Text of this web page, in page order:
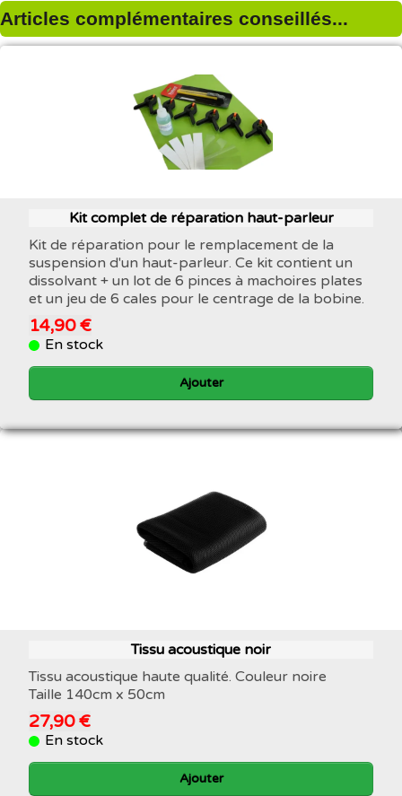
Articles complémentaires conseillés...
Kit complet de réparation haut-parleur
Kit de réparation pour le remplacement de la
suspension d'un haut-parleur. Ce kit contient un
dissolvant + un lot de 6 pinces à machoires plates
et un jeu de 6 cales pour le centrage de la bobine.
14,90 €
En stock
Ajouter
Tissu acoustique noir
Tissu acoustique haute qualité. Couleur noire
Taille 140cm x 50cm
27,90 €
En stock
Ajouter